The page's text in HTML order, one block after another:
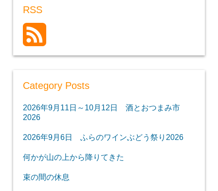
RSS
Category Posts
2026年9月11日～10月12日 酒とおつまみ市
2026
2026年9月6日 ふらのワインぶどう祭り2026
何かが山の上から降りてきた
束の間の休息